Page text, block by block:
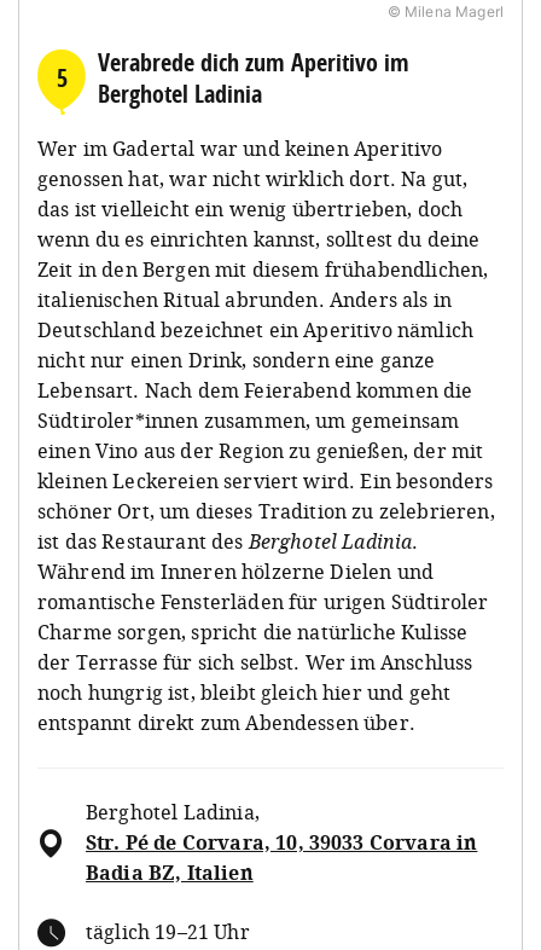
© Milena Magerl
5
Verabrede dich zum Aperitivo im
Berghotel Ladinia
Wer im Gadertal war und keinen Aperitivo
genossen hat, war nicht wirklich dort. Na gut,
das ist vielleicht ein wenig übertrieben, doch
wenn du es einrichten kannst, solltest du deine
Zeit in den Bergen mit diesem frühabendlichen,
italienischen Ritual abrunden. Anders als in
Deutschland bezeichnet ein Aperitivo nämlich
nicht nur einen Drink, sondern eine ganze
Lebensart. Nach dem Feierabend kommen die
Südtiroler*innen zusammen, um gemeinsam
einen Vino aus der Region zu genießen, der mit
kleinen Leckereien serviert wird. Ein besonders
schöner Ort, um dieses Tradition zu zelebrieren,
ist das Restaurant desBerghotel Ladinia.
Während im Inneren hölzerne Dielen und
romantische Fensterläden für urigen Südtiroler
Charme sorgen, spricht die natürliche Kulisse
der Terrasse für sich selbst. Wer im Anschluss
noch hungrig ist, bleibt gleich hier und geht
entspannt direkt zum Abendessen über.
Berghotel Ladinia,
Str. Pé de Corvara, 10, 39033 Corvara in
Badia BZ, Italien
täglich 19–21 Uhr